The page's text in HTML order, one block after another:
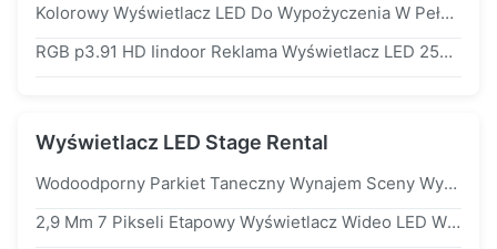
Kolorowy Wyświetlacz LED Do Wypożyczenia W Pełnym Kolorze p3.91 Panel Wysokiej Rozdzielczości 2 Lata Gwarancji
RGB p3.91 HD Iindoor Reklama Wyświetlacz LED 250 * 250 Mm Mniejsze Zużycie Energii
Wyświetlacz LED Stage Rental
Wodoodporny Parkiet Taneczny Wynajem Sceny Wyświetlacz LED Opcjonalny Efekt Interaktywny 3,91 Mm
2,9 Mm 7 Pikseli Etapowy Wyświetlacz Wideo LED Wypożyczalnia Wewnętrzna Na Imprezy / Pokazy Na Żywo